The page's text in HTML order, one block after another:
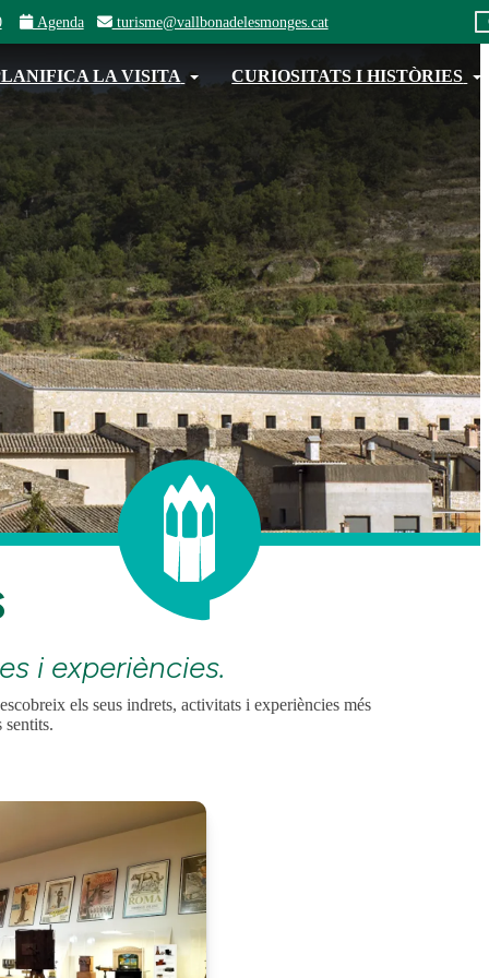
Agenda turisme@vallbonadelesmonges.cat
LA VISITA CURIOSITATS I HISTÒRIES
i experiències.
els seus indrets, activitats i experiències més